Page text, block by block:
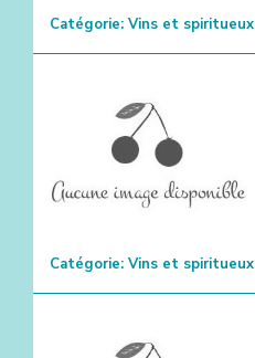
Catégorie: Vins et spiritueux
Catégorie: Vins et spiritueux